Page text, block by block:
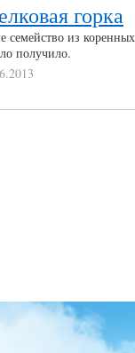
горка
семейство из
получило.